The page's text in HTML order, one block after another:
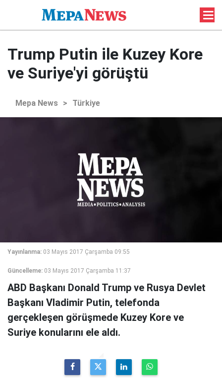
Trump Putin ile Kuzey Kore
ve Suriye'yi görüştü
Mepa News > Türkiye
Yayınlanma: 03 Mayıs 2017 Çarşamba 09:55
Güncelleme: 03 Mayıs 2017 Çarşamba 11:37
ABD Başkanı Donald Trump ve Rusya Devlet
Başkanı Vladimir Putin, telefonda
gerçekleşen görüşmede Kuzey Kore ve
Suriye konularını ele aldı.